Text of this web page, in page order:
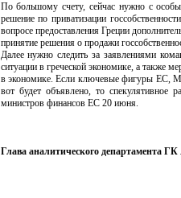
По большому счету, сейчас нужно с
решение по приватизации
вопросе предоставления Греции
принятие решения о продажи
Далее нужно следить за заявлениями
ситуации в греческой экономике, а также
в экономике. Если ключевые фигуры ЕС,
вот будет объявлено, то
министров финансов ЕС 20 июня.
Глава аналитического департамента